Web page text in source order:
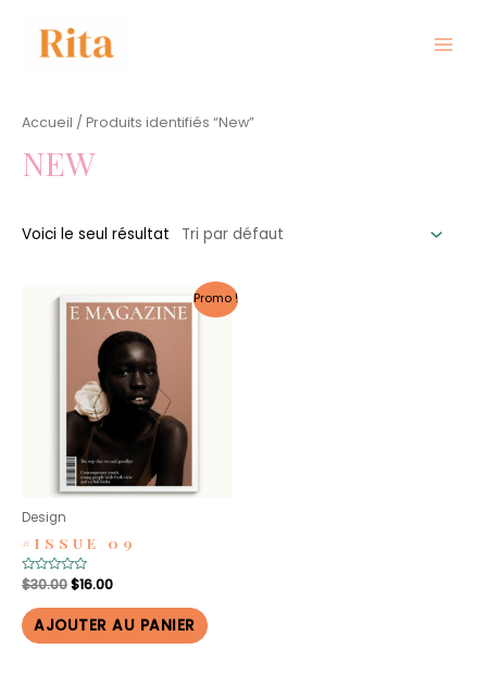
contenu
Accueil / Produits identifiés “New”
NEW
Voici le seul résultat
Promo !
Design
#ISSUE 09
Note
0
sur
5
$30.00Le
initial
était :
$16.00Le
actuel
est :
AJOUTER AU PANIER